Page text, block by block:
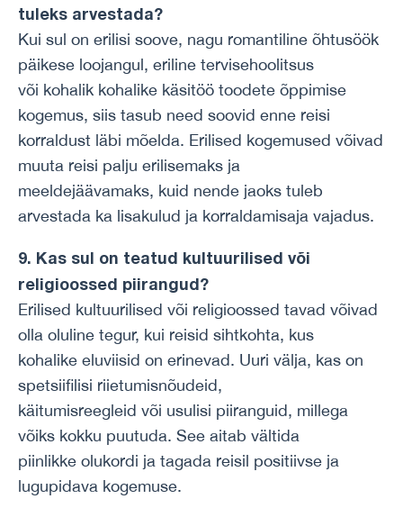
tuleks arvestada?
Kui sul on erilisi soove, nagu romantiline õhtusöök
päikese loojangul, eriline tervisehoolitsus
või kohalik kohalike käsitöö toodete õppimise
kogemus, siis tasub need soovid enne reisi
korraldust läbi mõelda. Erilised kogemused võivad
muuta reisi palju erilisemaks ja
meeldejäävamaks, kuid nende jaoks tuleb
arvestada ka lisakulud ja korraldamisaja vajadus.
9. Kas sul on teatud kultuurilised või
religioossed piirangud?
Erilised kultuurilised või religioossed tavad võivad
olla oluline tegur, kui reisid sihtkohta, kus
kohalike eluviisid on erinevad. Uuri välja, kas on
spetsiifilisi riietumisnõudeid,
käitumisreegleid või usulisi piiranguid, millega
võiks kokku puutuda. See aitab vältida
piinlikke olukordi ja tagada reisil positiivse ja
lugupidava kogemuse.